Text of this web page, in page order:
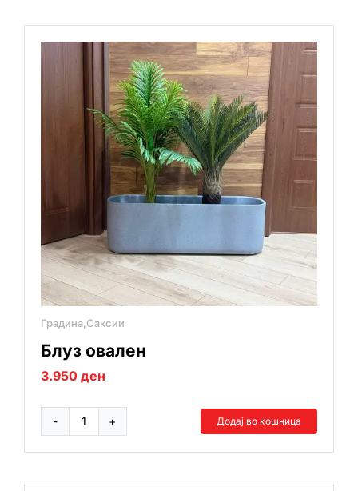
Градина,Саксии
Блуз овален
3.950 ден
Блуз
Додај во кошница